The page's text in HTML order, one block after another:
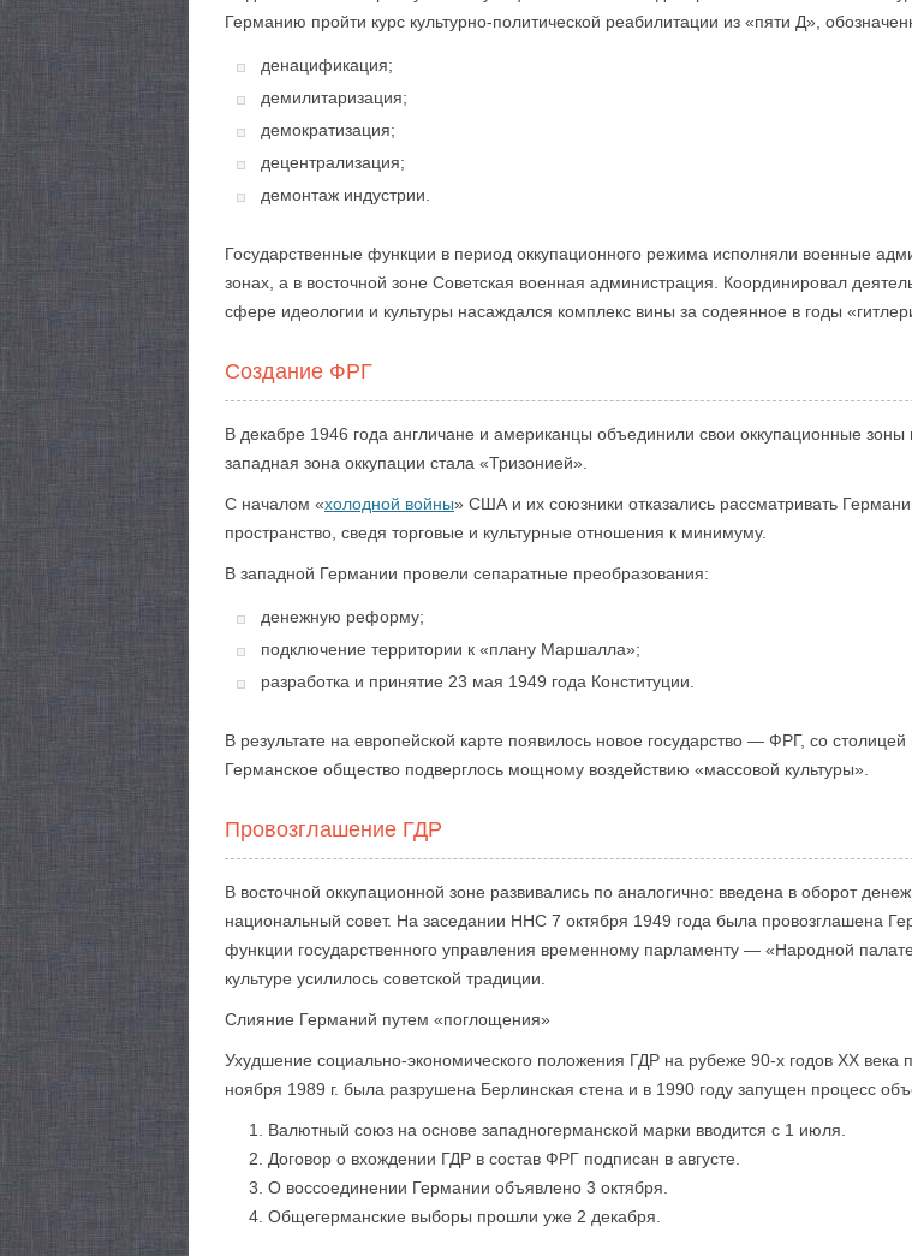
Германию пройти курс культурно-политической реабилитации из «пяти Д»,
денацификация;
демилитаризация;
демократизация;
децентрализация;
демонтаж индустрии.
Государственные функции в период оккупационного режима исполняли военные
зонах, а в восточной зоне Советская военная администрация. Координировал
сфере идеологии и культуры насаждался комплекс вины за содеянное в годы
Создание ФРГ
В декабре 1946 года англичане и американцы объединили свои оккупационные
западная зона оккупации стала «Тризонией».
С началом «холодной войны» США и их союзники отказались рассматривать
пространство, сведя торговые и культурные отношения к минимуму.
В западной Германии провели сепаратные преобразования:
денежную реформу;
подключение территории к «плану Маршалла»;
разработка и принятие 23 мая 1949 года Конституции.
В результате на европейской карте появилось новое государство — ФРГ, со
Германское общество подверглось мощному воздействию «массовой культуры».
Провозглашение ГДР
В восточной оккупационной зоне развивались по аналогично: введена в оборот
национальный совет. На заседании ННС 7 октября 1949 года была провозглашена
функции государственного управления временному парламенту — «Народной
культуре усилилось советской традиции.
Слияние Германий путем «поглощения»
Ухудшение социально-экономического положения ГДР на рубеже 90-х годов XX
ноября 1989 г. была разрушена Берлинская стена и в 1990 году запущен процесс
Валютный союз на основе западногерманской марки вводится с 1 июля.
Договор о вхождении ГДР в состав ФРГ подписан в августе.
О воссоединении Германии объявлено 3 октября.
Общегерманские выборы прошли уже 2 декабря.